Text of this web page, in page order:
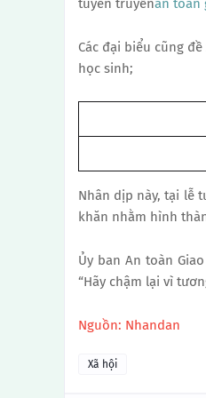
tuyên truyềnan toàn
Các đại biểu cũng
học sinh;
Nhân dịp này, tại lễ
khăn nhằm hình
Ủy ban An toàn
“Hãy chậm lại vì
Nguồn: Nhandan
Xã hội